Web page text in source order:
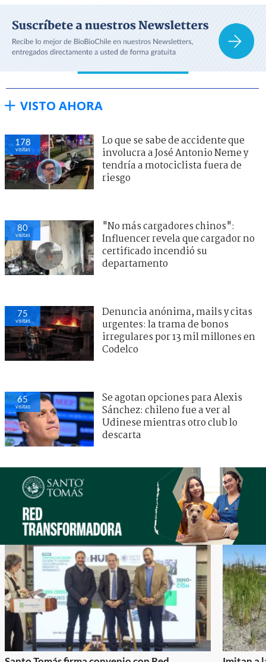
VISTO AHORA
178
visitas
Lo que se sabe de accidente que
involucra a José Antonio Neme y
tendría a motociclista fuera de
riesgo
80
visitas
"No más cargadores chinos":
Influencer revela que cargador no
certificado incendió su
departamento
75
visitas
Denuncia anónima, mails y citas
urgentes: la trama de bonos
irregulares por 13 mil millones en
Codelco
65
visitas
Se agotan opciones para Alexis
Sánchez: chileno fue a ver al
Udinese mientras otro club lo
descarta